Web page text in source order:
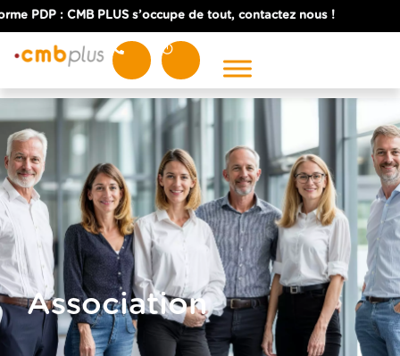
: CMB PLUS s’occupe de tout, contactez nous !
NOS EXPERTISES
Expertise comptable
Expertise juridique
Expertise fiscale
Expertise sociale
SERVICES
Commissaire aux comptes
Association